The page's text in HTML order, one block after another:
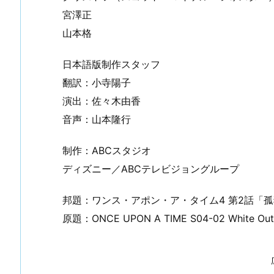
宮澤正
山本格
日本語版制作スタッフ
翻訳：小寺陽子
演出：佐々木由香
音声：山本隆行
制作：ABCスタジオ
ディズニー／ABCテレビジョングループ
邦題：ワンス・アポン・ア・タイム4 第2話「孤
原題：ONCE UPON A TIME S04-02 White Out